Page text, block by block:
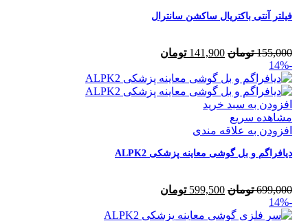
فیلتر آنتی باکتریال ساکشن سانترال
155,000 تومان 141,900 تومان
-14%
افزودن به سبد خرید
مشاهده سریع
افزودن به علاقه مندی
دیافراگم و بل گوشی معاینه پزشکی ALPK2
699,000 تومان 599,500 تومان
-14%